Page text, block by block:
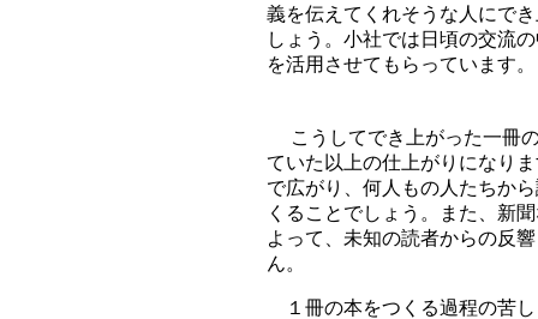
義を伝えてくれそうな人にで
しょう。小社では日頃の交流
を活用させてもらっています。
こうしてでき上がった一冊
ていた以上の仕上がりになり
で広がり、何人もの人たちか
くることでしょう。また、新
よって、未知の読者からの反
ん。
１冊の本をつくる過程の苦